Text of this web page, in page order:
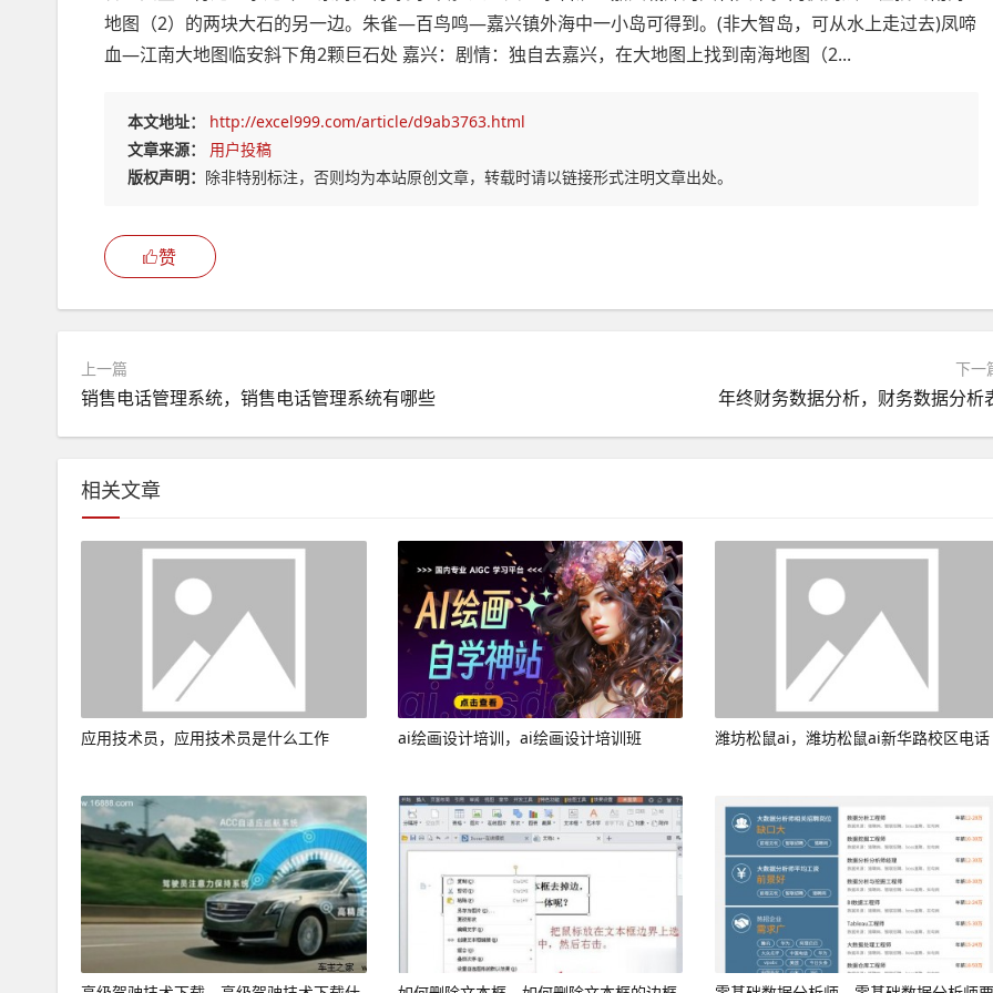
地图（2）的两块大石的另一边。朱雀—百鸟鸣—嘉兴镇外海中一小岛可得到。(非大智岛，可从水上走过去)凤啼
血—江南大地图临安斜下角2颗巨石处 嘉兴：剧情：独自去嘉兴，在大地图上找到南海地图（2...
本文地址：
http://excel999.com/article/d9ab3763.html
文章来源：
用户投稿
版权声明： 除非特别标注，否则均为本站原创文章，转载时请以链接形式注明文章出处。
赞
上一篇
销售电话管理系统，销售电话管理系统有哪些
下一
年终财务数据分析，财务数据分析
相关文章
应用技术员，应用技术员是什么工作 ai绘画设计培训，ai绘画设计培训班 潍坊松鼠ai，潍坊松鼠ai新华路校区电话